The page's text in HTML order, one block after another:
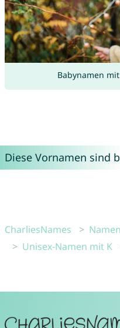
Babynamen
Diese Vornamen sind
CharliesNames Namen
Unisex-Namen mit K